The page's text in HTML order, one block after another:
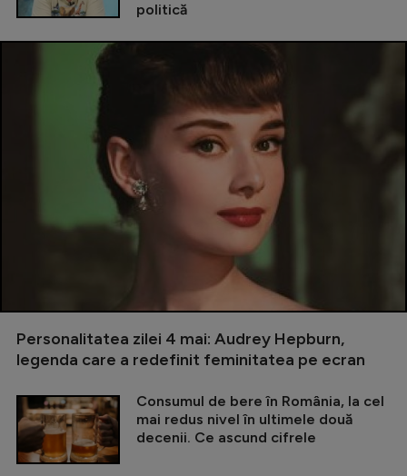
politică
Personalitatea zilei 4 mai: Audrey Hepburn,
legenda care a redefinit feminitatea pe ecran
Consumul de bere în România, la cel
mai redus nivel în ultimele două
decenii. Ce ascund cifrele